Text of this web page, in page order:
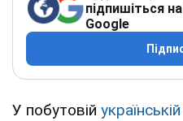
підпишіться
Google
У побутовій